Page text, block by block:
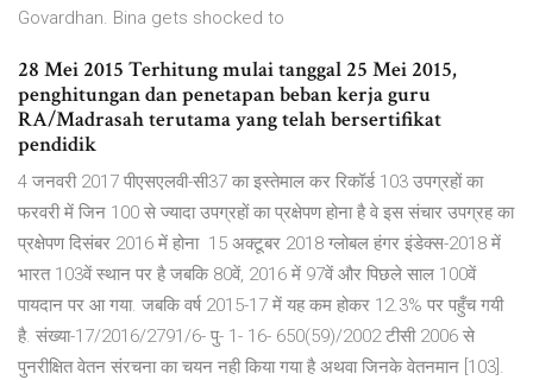
Govardhan. Bina gets shocked to
28 Mei 2015 Terhitung mulai tanggal 25 Mei 2015,
penghitungan dan penetapan beban kerja guru
RA/Madrasah terutama yang telah bersertifikat
pendidik
4 जनवरी 2017 पीएसएलवी-सी37 का इस्तेमाल कर रिकॉर्ड 103 उपग्रहों का
फरवरी में जिन 100 से ज्यादा उपग्रहों का प्रक्षेपण होना है वे इस संचार उपग्रह का
प्रक्षेपण दिसंबर 2016 में होना 15 अक्टूबर 2018 ग्लोबल हंगर इंडेक्स-2018 में
भारत 103वें स्थान पर है जबकि 80वें, 2016 में 97वें और पिछले साल 100वें
पायदान पर आ गया. जबकि वर्ष 2015-17 में यह कम होकर 12.3% पर पहुँच गयी
है. संख्‍या-17/2016/2791/6- पु- 1- 16- 650(59)/2002 टीसी 2006 से
पुनरीक्षित वेतन संरचना का चयन नही किया गया है अथवा जिनके वेतनमान [103].